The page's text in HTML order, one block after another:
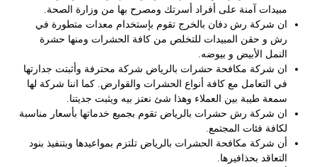
مبيدات آمنة على أفراد أسرتك ومصرح بها من وزارة الصحة.
ان شركة رش دفان بالخرج تقوم بإستخدام معدات متطورة في
رش و حقن المبيدات للتخلص من كافة الحشرات ومنها حشرة
النمل الأبيض و بيوضه.
ان شركة مكافحة حشرات بالرياض شركة محترفة وأثبتت جدارتها
في التعامل مع كافة أنواع الحشرات والقوارض. كما اننا شركة لها
سمعة طيبة بين العملاء وهذا شئ نعتز بيه ويثبت جديتنا.
ان شركة رش حشرات بالرياض تقوم بجميع خدماتها بأسعار مناسبة
لكافة فئات المجتمع.
أن شركة مكافحة الحشرات بالرياض تلتزم بمواعيدها وبتنفيذ بنود
التعاقد بحذافيرها.